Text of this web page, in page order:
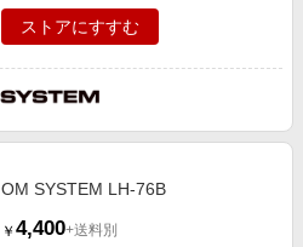
ストアにすすむ
OM SYSTEM LH-76B
￥ 4,400+送料別